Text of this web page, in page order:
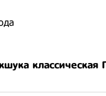
классическая